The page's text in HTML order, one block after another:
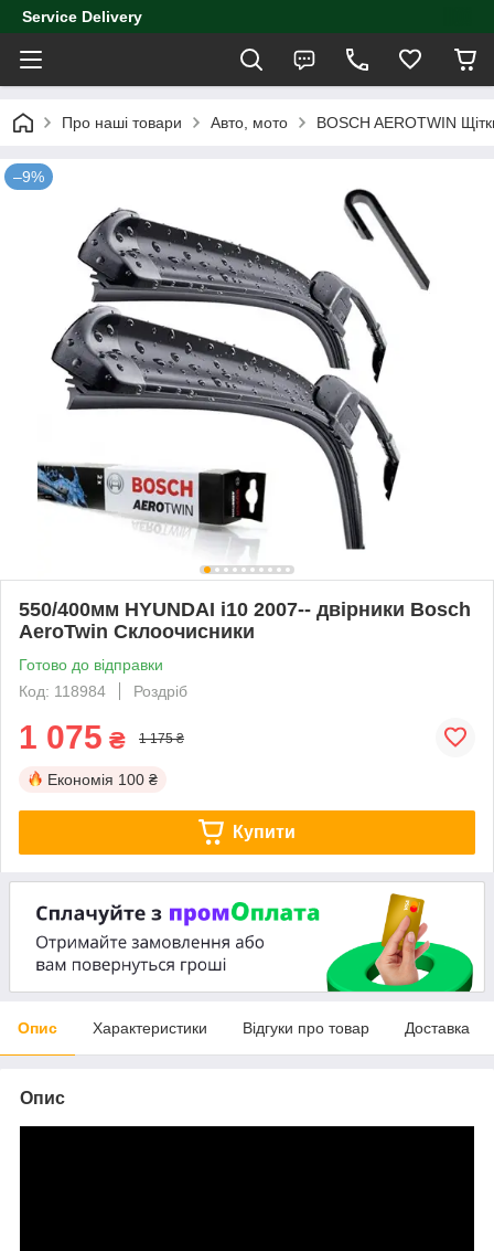
Service Delivery
Про наші товари Авто, мото BOSCH AEROTWIN
–9%
550/400мм HYUNDAI i10 2007-- двірники Bosch
AeroTwin Склоочисники
Готово до відправки
Код: 118984
Роздріб
1 075 ₴ 1 175 ₴
Економія 100 ₴
Купити
Опис Характеристики Відгуки про товар Доставка
Опис